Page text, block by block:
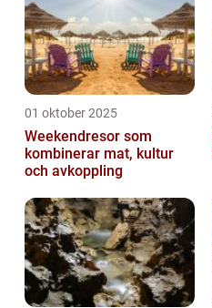
01 oktober 2025
Weekendresor som
kombinerar mat, kultur
och avkoppling